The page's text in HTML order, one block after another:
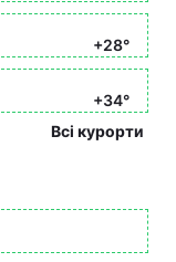
+28°
+34°
Всі курорти